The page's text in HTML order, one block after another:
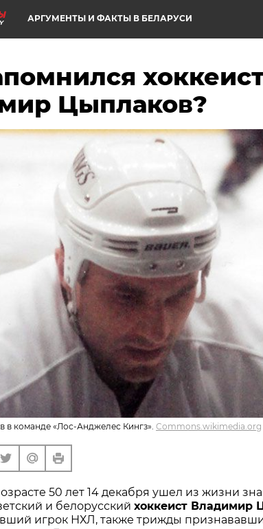
АРГУМЕНТЫ И ФАКТЫ В БЕЛАРУСИ
Цыплаков?
команде «Лос-Анджелес Кингз». Commons.wikimedia.org
50 лет 14 декабря ушел из жизни
и белорусский хоккеист Владимир
игрок НХЛ, также трижды